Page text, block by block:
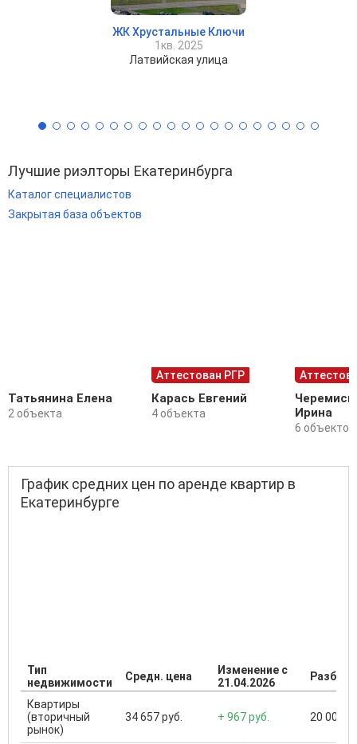
ЖК Хрустальные Ключи
1кв. 2025
Латвийская улица
Лучшие риэлторы Екатеринбурга
Каталог специалистов
Закрытая база объектов
Татьянина Елена
2 объекта
Аттестован РГР
Карась Евгений
4 объекта
Ирина
6 объектов
График средних цен по аренде квартир в
Екатеринбурге
Тип
недвижимости
Средн. цена
Изменение с
21.04.2026
Квартиры
(вторичный
рынок)
34 657 руб. + 967 руб. 20 000